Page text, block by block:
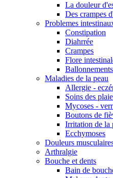
La douleur
Des crampes
Problemes
Constipation
Diahrrée
Crampes
Flore
Maladies de la peau
Allergie -
Soins des
Mycoses -
Boutons de
Irritation de la
Ecchymoses
Douleurs
Arthralgie
Bouche et dents
Bain de